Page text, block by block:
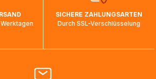
der dortigen Zustellorganisation weiter
denKundenservicefalls Ihr Paket
oder Europa mehrere Tage
SICHERE ZAHLUNGSARTEN
Durch SSL-Verschlüsselung